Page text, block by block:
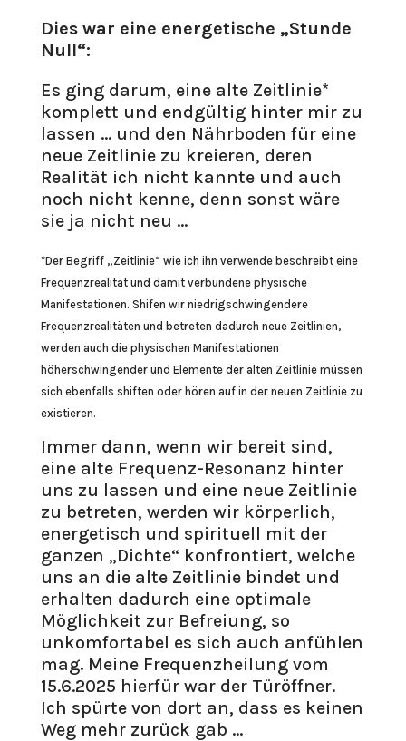
Dies war eine energetische „Stunde
Null“:
Es ging darum, eine alte Zeitlinie*
komplett und endgültig hinter mir zu
lassen … und den Nährboden für eine
neue Zeitlinie zu kreieren, deren
Realität ich nicht kannte und auch
noch nicht kenne, denn sonst wäre
sie ja nicht neu …
*Der Begriff „Zeitlinie“ wie ich ihn verwende beschreibt eine
Frequenzrealität und damit verbundene physische
Manifestationen. Shifen wir niedrigschwingendere
Frequenzrealitäten und betreten dadurch neue Zeitlinien,
werden auch die physischen Manifestationen
höherschwingender und Elemente der alten Zeitlinie müssen
sich ebenfalls shiften oder hören auf in der neuen Zeitlinie zu
existieren.
Immer dann, wenn wir bereit sind,
eine alte Frequenz-Resonanz hinter
uns zu lassen und eine neue Zeitlinie
zu betreten, werden wir körperlich,
energetisch und spirituell mit der
ganzen „Dichte“ konfrontiert, welche
uns an die alte Zeitlinie bindet und
erhalten dadurch eine optimale
Möglichkeit zur Befreiung, so
unkomfortabel es sich auch anfühlen
mag. Meine Frequenzheilung vom
15.6.2025 hierfür war der Türöffner.
Ich spürte von dort an, dass es keinen
Weg mehr zurück gab …